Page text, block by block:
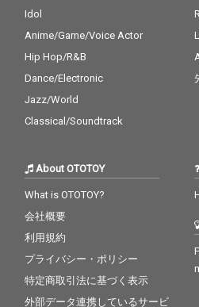
Idol
Anime/Game/Voice Actor
Hip Hop/R&B
Dance/Electronic
Jazz/World
Classical/Soundtrack
About OTOTOY
What is OTOTOY?
会社概要
利用規約
プライバシー・ポリシー
特定商取引法に基づく表示
外部データ連携しているサービ